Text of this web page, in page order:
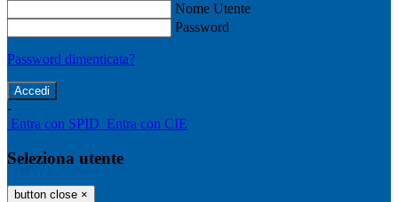
Nome Utente
Password
Password dimenticata?
-
Entra con SPID Entra con CIE
Seleziona utente
button close ×